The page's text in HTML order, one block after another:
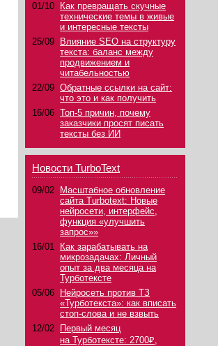
01/10
Как превращать скучные
технические темы в живые
и интересные тексты
25/09
Влияние SEO на структуру
текста: баланс между
продвижением и
читабельностью
22/09 Обратные ссылки на сайт:
что это и как получить
16/06 Топ-5 причин, почему
заказчики просят писать
тексты без ИИ
Новости TurboText
09/02
Масштабное обновление
сайта Turbotext: Новые
нейросети, интерфейс,
функция «улучшить
запрос»»
16/01
Как зарабатывать на
микрозадачах: Личный
опыт за два месяца на
Турботексте
05/06
Нейросеть против ТЗ
«Турботекста»: как вписать
стоп-слова и не взвыть
12/02
Первый месяц
на Турботексте: 2700₽,